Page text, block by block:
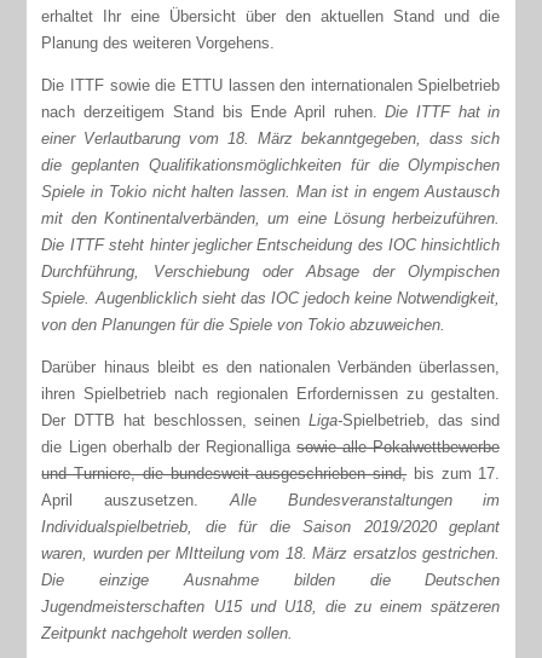
erhaltet Ihr eine Übersicht über den aktuellen Stand und die
Planung des weiteren Vorgehens.
Die ITTF sowie die ETTU lassen den internationalen Spielbetrieb
nach derzeitigem Stand bis Ende April ruhen.Die ITTF hat in
einer Verlautbarung vom 18. März bekanntgegeben, dass sich
die geplanten Qualifikationsmöglichkeiten für die Olympischen
Spiele in Tokio nicht halten lassen. Man ist in engem Austausch
mit den Kontinentalverbänden, um eine Lösung herbeizuführen.
Die ITTF steht hinter jeglicher Entscheidung des IOC hinsichtlich
Durchführung, Verschiebung oder Absage der Olympischen
Spiele. Augenblicklich sieht das IOC jedoch keine Notwendigkeit,
von den Planungen für die Spiele von Tokio abzuweichen.
Darüber hinaus bleibt es den nationalen Verbänden überlassen,
ihren Spielbetrieb nach regionalen Erfordernissen zu gestalten.
Der DTTB hat beschlossen, seinenLiga-Spielbetrieb, das sind
die Ligen oberhalb der Regionalligasowie alle Pokalwettbewerbe
und Turniere, die bundesweit ausgeschrieben sind,bis zum 17.
April auszusetzen. Alle Bundesveranstaltungen im
Individualspielbetrieb, die für die Saison 2019/2020 geplant
waren, wurden per MItteilung vom 18. März ersatzlos gestrichen.
Die einzige Ausnahme bilden die Deutschen
Jugendmeisterschaften U15 und U18, die zu einem spätzeren
Zeitpunkt nachgeholt werden sollen.